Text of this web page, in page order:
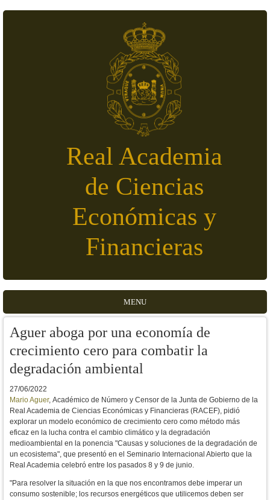
Real Academia
de Ciencias
Económicas y
Financieras
MENU
Aguer aboga por una economía de
crecimiento cero para combatir la
degradación ambiental
27/06/2022
Mario Aguer, Académico de Número y Censor de la Junta de Gobierno de la
Real Academia de Ciencias Económicas y Financieras (RACEF), pidió
explorar un modelo económico de crecimiento cero como método más
eficaz en la lucha contra el cambio climático y la degradación
medioambiental en la ponencia "Causas y soluciones de la degradación de
un ecosistema", que presentó en el Seminario Internacional Abierto que la
Real Academia celebró entre los pasados 8 y 9 de junio.
"Para resolver la situación en la que nos encontramos debe imperar un
consumo sostenible; los recursos energéticos que utilicemos deben ser